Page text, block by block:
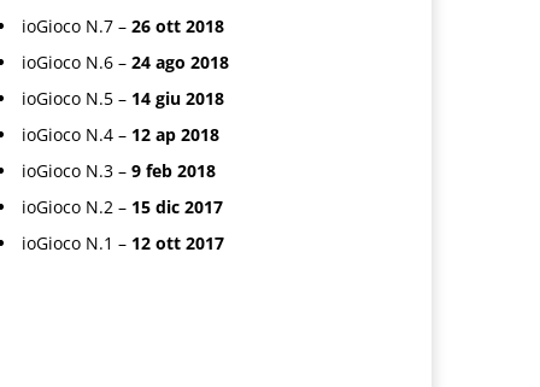
ioGioco N.7 – 26 ott 2018
ioGioco N.6 – 24 ago 2018
ioGioco N.5 – 14 giu 2018
ioGioco N.4 – 12 ap 2018
ioGioco N.3 – 9 feb 2018
ioGioco N.2 – 15 dic 2017
ioGioco N.1 – 12 ott 2017